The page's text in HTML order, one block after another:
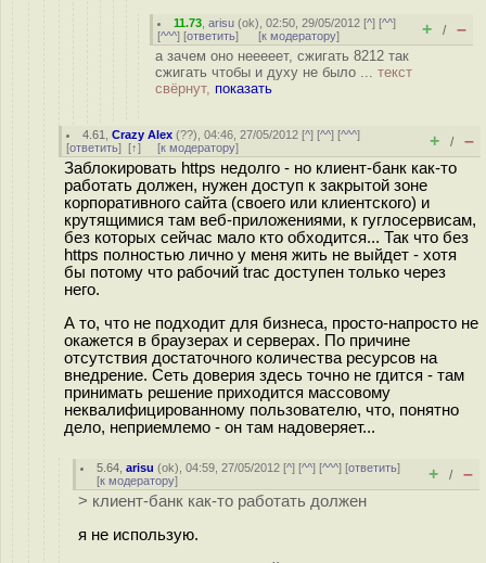
11.73 ,arisu (ok), 02:50, 29/05/2012 [^] [^^]
[^^^] [ответить] [к модератору] + / –
а зачем оно нееееет, сжигать 8212 так
сжигать чтобы и духу не было ... текст
свёрнут, показать
4.61 ,Crazy Alex (??), 04:46, 27/05/2012 [^] [^^] [^^^]
[ответить] [↑] [к модератору] + / –
Заблокировать https недолго - но клиент-банк как-то
работать должен, нужен доступ к закрытой зоне
корпоративного сайта (своего или клиентского) и
крутящимися там веб-приложениями, к гуглосервисам,
без которых сейчас мало кто обходится... Так что без
https полностью лично у меня жить не выйдет - хотя
бы потому что рабочий trac доступен только через
него.
А то, что не подходит для бизнеса, просто-напросто не
окажется в браузерах и серверах. По причине
отсутствия достаточного количества ресурсов на
внедрение. Сеть доверия здесь точно не гдится - там
принимать решение приходится массовому
неквалифицированному пользователю, что, понятно
дело, неприемлемо - он там надоверяет...
5.64 ,arisu (ok), 04:59, 27/05/2012 [^] [^^] [^^^] [ответить]
[к модератору] + / –
> клиент-банк как-то работать должен
я не использую.